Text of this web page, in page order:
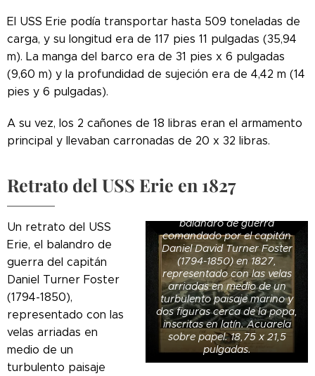
El USS Erie podía transportar hasta 509 toneladas de
carga, y su longitud era de 117 pies 11 pulgadas (35,94
m). La manga del barco era de 31 pies x 6 pulgadas
(9,60 m) y la profundidad de sujeción era de 4,42 m (14
pies y 6 pulgadas).
A su vez, los 2 cañones de 18 libras eran el armamento
principal y llevaban carronadas de 20 x 32 libras.
Retrato del USS Erie en 1827
balandro de guerra
comandado por el capitán
Daniel David Turner Foster
(1794-1850) en 1827,
representado con las velas
arriadas en medio de un
turbulento paisaje marino y
dos figuras cerca de la popa,
inscritas en latín. Acuarela
sobre papel. 18,75 x 21,5
pulgadas.
Un retrato del USS
Erie, el balandro de
guerra del capitán
Daniel Turner Foster
(1794-1850),
representado con las
velas arriadas en
medio de un
turbulento paisaje